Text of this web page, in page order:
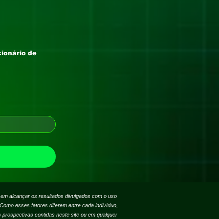
de
alcançar os resultados divulgados com o uso
Como esses fatores diferem entre cada indivíduo,
contidas neste site ou em qualquer